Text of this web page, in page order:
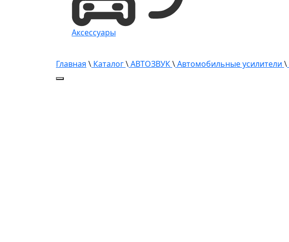
Аксессуары
Главная \ Каталог\АВТОЗВУК\Автомобильные усилители \